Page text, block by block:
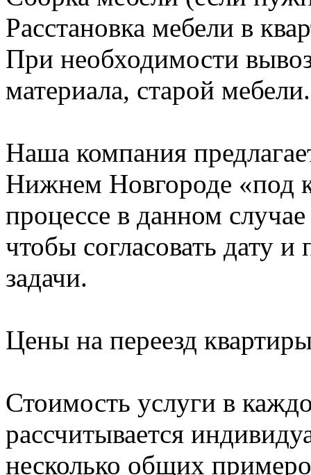
Расстановка мебели в
При необходимости
материала, старой мебели.
Наша компания
Нижнем Новгороде «под
процессе в данном
чтобы согласовать дату
задачи.
Цены на переезд
Стоимость услуги в
рассчитывается
несколько общих